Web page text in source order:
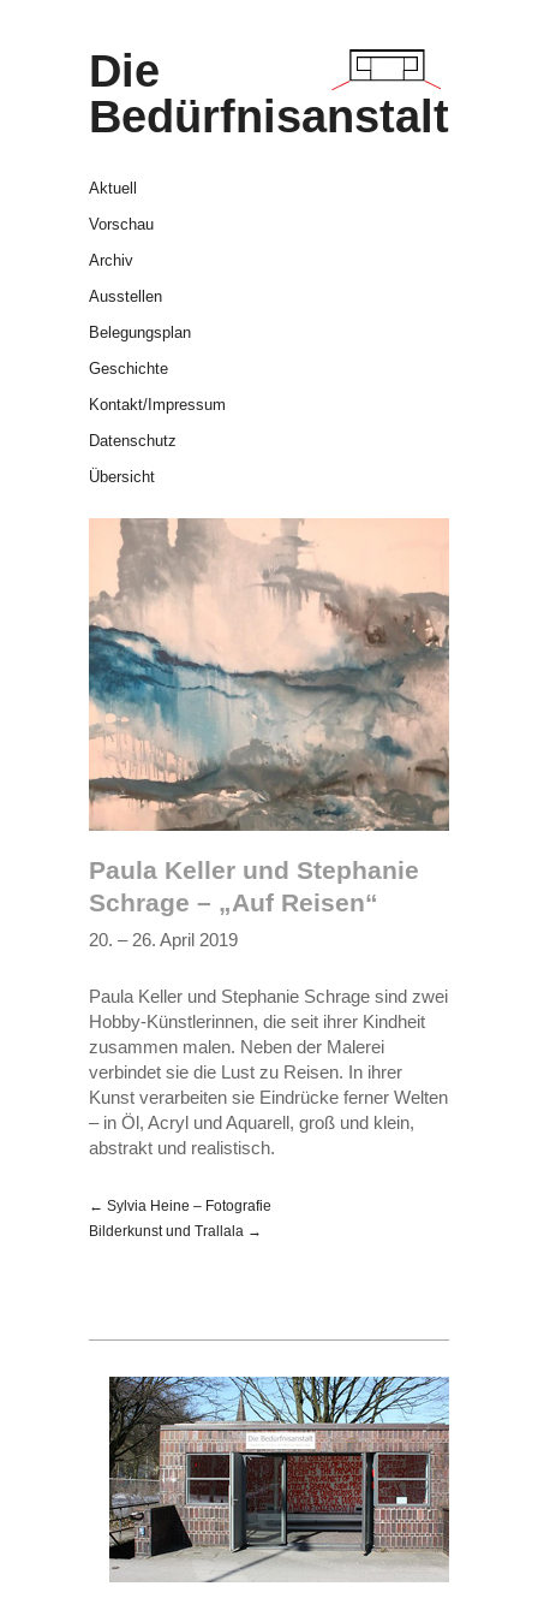
Die
Bedürfnisanstalt
Aktuell
Vorschau
Archiv
Ausstellen
Belegungsplan
Geschichte
Kontakt/Impressum
Datenschutz
Übersicht
Paula Keller und Stephanie
Schrage – „Auf Reisen“
20. – 26. April 2019
Paula Keller und Stephanie Schrage sind zwei
Hobby-Künstlerinnen, die seit ihrer Kindheit
zusammen malen. Neben der Malerei
verbindet sie die Lust zu Reisen. In ihrer
Kunst verarbeiten sie Eindrücke ferner Welten
– in Öl, Acryl und Aquarell, groß und klein,
abstrakt und realistisch.
← Sylvia Heine – Fotografie
Bilderkunst und Trallala →